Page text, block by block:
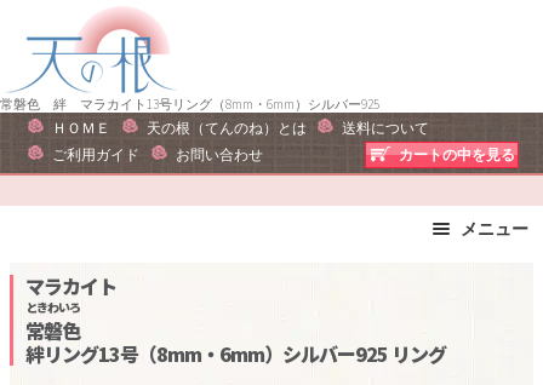
ー
ン
常磐色 絆 マラカイト13号リング（8mm・6mm）シルバー925
ＨＯＭＥ 天の根（てんのね）とは
送料について
ご利用ガイド
お問い合わせ カートの中を見る
メニュー
ピアス・イヤリング
リング
運勢で選ぶ
マラカイト
常磐色
ときわいろ
絆リング13号（8mm・6mm）シルバー925 リング